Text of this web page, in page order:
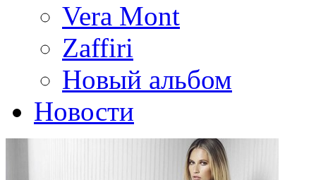
Vera Mont
Zaffiri
Новый альбом
Новости